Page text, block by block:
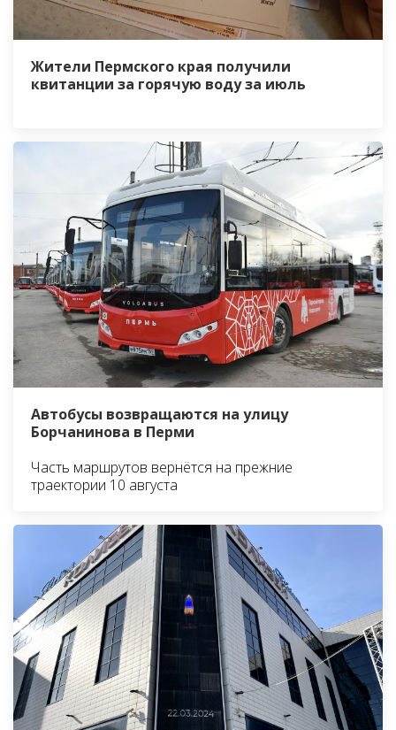
Жители Пермского края получили
квитанции за горячую воду за июль
Автобусы возвращаются на улицу
Борчанинова в Перми
Часть маршрутов вернётся на прежние
траектории 10 августа